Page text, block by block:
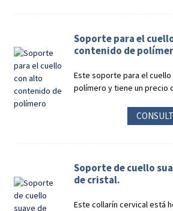
Soporte para el
contenido de
Este soporte para el
polímero y tiene un precio
Soporte de cuello
de cristal.
Este collarín cervical está